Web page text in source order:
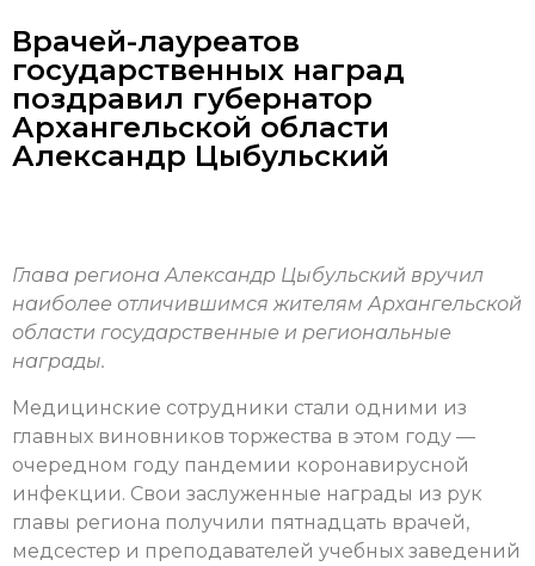
Врачей-лауреатов
государственных наград
поздравил губернатор
Архангельской области
Александр Цыбульский
Глава региона Александр Цыбульский вручил
наиболее отличившимся жителям Архангельской
области государственные и региональные
награды.
Медицинские сотрудники стали одними из
главных виновников торжества в этом году —
очередном году пандемии коронавирусной
инфекции. Свои заслуженные награды из рук
главы региона получили пятнадцать врачей,
медсестер и преподавателей учебных заведений